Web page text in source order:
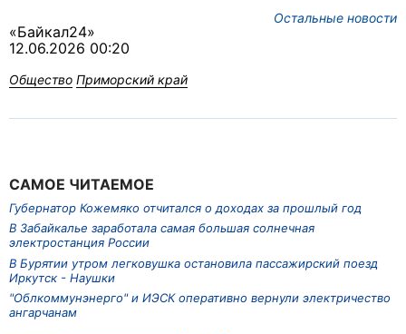
Остальные новости
«Байкал24»
12.06.2026 00:20
Общество Приморский край
САМОЕ ЧИТАЕМОЕ
Губернатор Кожемяко отчитался о доходах за прошлый год
В Забайкалье заработала самая большая солнечная
электростанция России
В Бурятии утром легковушка остановила пассажирский поезд
Иркутск - Наушки
"Облкоммунэнерго" и ИЭСК оперативно вернули электричество
ангарчанам